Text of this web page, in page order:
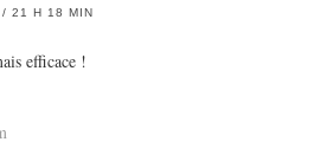
21 H 18 MIN
efficace !